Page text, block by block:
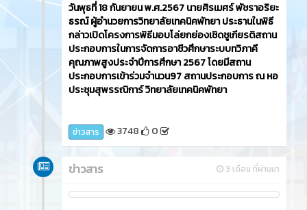
วันพุธที่ 18 กันยายน พ.ศ.2567 นายศิรเมศร์ พัชราอริยะ
ธรณ์ ผู้อำนวยการวิทยาลัยเทคนิคพัทยา ประธานในพิธี
กล่าวเปิดโครงการพิธีมอบโล่ยกย่องเชิดชูเกียรติสถาน
ประกอบการในการจัดการอาชีวศึกษาระบบทวิภาคี
คุณภาพสูงประจำปีการศึกษา 2567 โดยมีสถาน
ประกอบการเข้าร่วมจำนวน97 สถานประกอบการ ณ หอ
ประชุมสุพรรณิการ์ วิทยาลัยเทคนิคพัทยา
ข่าวสาร 3748 0
3 เดือน ที่ผ่านมา
ข่าวสาร